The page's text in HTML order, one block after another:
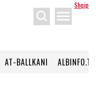
Shqip
menu
AT-BALLKANI ALBINFO.TV